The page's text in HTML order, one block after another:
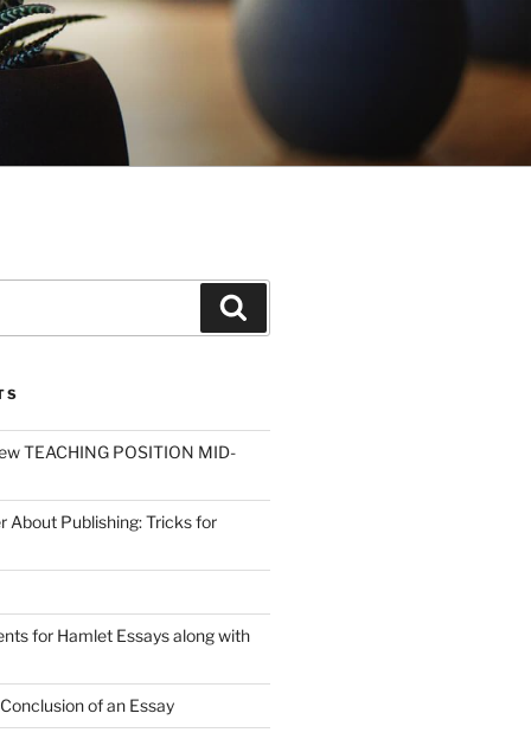
TEACHING POSITION MID-
About Publishing: Tricks for
for Hamlet Essays along with
of an Essay